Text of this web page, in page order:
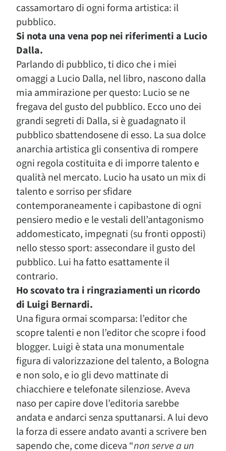
cassamortaro di ogni forma artistica: il
pubblico.
Si nota una vena pop nei riferimenti a Lucio
Dalla.
Parlando di pubblico, ti dico che i miei
omaggi a Lucio Dalla, nel libro, nascono dalla
mia ammirazione per questo: Lucio se ne
fregava del gusto del pubblico. Ecco uno dei
grandi segreti di Dalla, si è guadagnato il
pubblico sbattendosene di esso. La sua dolce
anarchia artistica gli consentiva di rompere
ogni regola costituita e di imporre talento e
qualità nel mercato. Lucio ha usato un mix di
talento e sorriso per sfidare
contemporaneamente i capibastone di ogni
pensiero medio e le vestali dell’antagonismo
addomesticato, impegnati (su fronti opposti)
nello stesso sport: assecondare il gusto del
pubblico. Lui ha fatto esattamente il
contrario.
Ho scovato tra i ringraziamenti un ricordo
di Luigi Bernardi.
Una figura ormai scomparsa: l’editor che
scopre talenti e non l’editor che scopre i food
blogger. Luigi è stata una monumentale
figura di valorizzazione del talento, a Bologna
e non solo, e io gli devo mattinate di
chiacchiere e telefonate silenziose. Aveva
naso per capire dove l’editoria sarebbe
andata e andarci senza sputtanarsi. A lui devo
la forza di essere andato avanti a scrivere ben
sapendo che, come diceva “non serve a un